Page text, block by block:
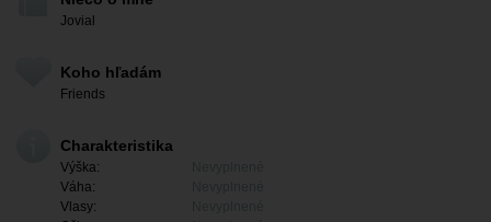
Jovial
Koho hľadám
Friends
Charakteristika
Výška:
Váha:
Vlasy: